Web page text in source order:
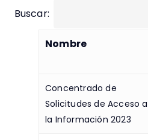
Buscar:
Nombre
Concentrado de
Solicitudes de Acceso a
la Información 2023